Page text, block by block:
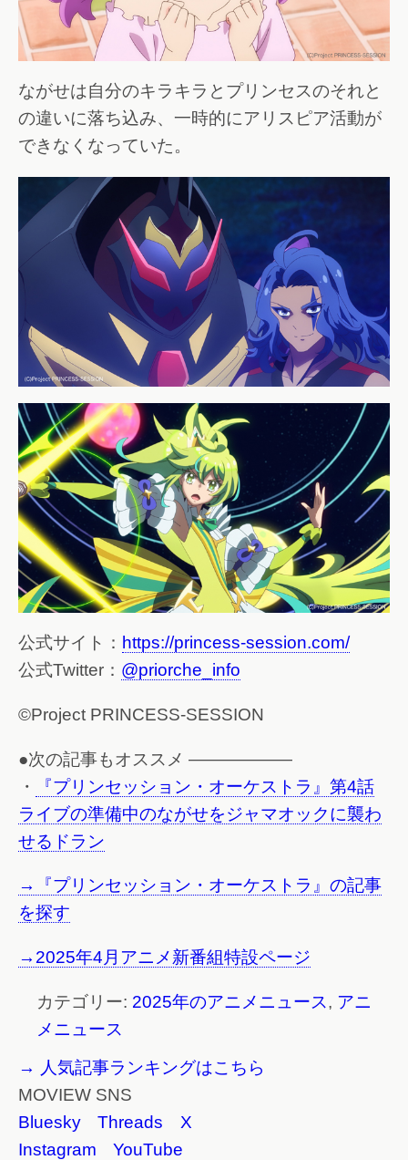
ながせは自分のキラキラとプリンセスのそれと
の違いに落ち込み、一時的にアリスピア活動が
できなくなっていた。
公式サイト： https://princess-session.com/
公式Twitter： @priorche_info
©Project PRINCESS-SESSION
●次の記事もオススメ ——————
・
『プリンセッション・オーケストラ』第4話
ライブの準備中のながせをジャマオックに襲わ
せるドラン
→『プリンセッション・オーケストラ』の記事
を探す
→2025年4月アニメ新番組特設ページ
カテゴリー: 2025年のアニメニュース, アニ
メニュース
→ 人気記事ランキングはこちら
MOVIEW SNS
Bluesky
Threads
X
Instagram
YouTube